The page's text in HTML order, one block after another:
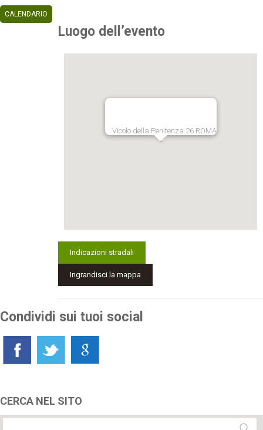
CALENDARIO
Luogo dell’evento
Vicolo della Penitenza 26 ROMA
Indicazioni stradali
Ingrandisci la mappa
Condividi sui tuoi social
CERCA NEL SITO